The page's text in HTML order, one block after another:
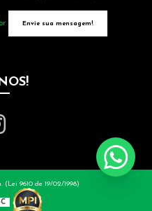
preço
Envie sua mensagem!
9610 de 19/02/1998)